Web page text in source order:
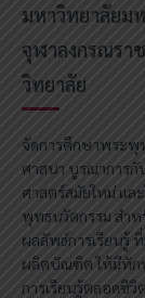
มหาวิทยาลัยม
จุฬาลงกรณราช
วิทยาลัย
จัดการศึกษาพระพุ
ศาสนา บูรณาการกั
ศาสตร์สมัยใหม่ แล
พุทธนวัตกรรม สำห
ผลลัพธ์การเรียนรู้ ที่
ผลิตบัณฑิต ให้มีทัก
การเรียนรู้ตลอดชีวิ